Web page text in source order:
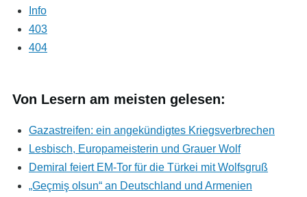
Info
403
404
Von Lesern am meisten gelesen:
Gazastreifen: ein angekündigtes Kriegsverbrechen
Lesbisch, Europameisterin und Grauer Wolf
Demiral feiert EM-Tor für die Türkei mit Wolfsgruß
„Geçmiş olsun“ an Deutschland und Armenien